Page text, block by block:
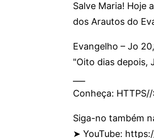
Salve Maria! Hoje
dos Arautos do
Evangelho – Jo
"Oito dias depois,
Conheça: HTTPS//
Siga-no também
➤ YouTube: